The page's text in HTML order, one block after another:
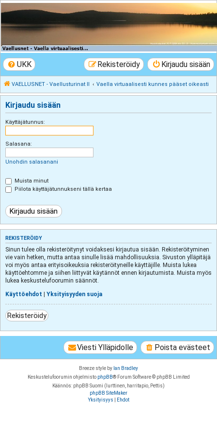
VAELLUSNET -
Vaellusturinat II
UKK Kirjaudu sisään
Rekisteröidy
VAELLUSNET - Vaellusturinat II Vaella virtuaalisesti kunnes pääset oikeasti
Kirjaudu sisään
Käyttäjätunnus:
Salasana:
Unohdin salasanani
Muista minut
Piilota käyttäjätunnukseni tällä kertaa
REKISTERÖIDY
Sinun tulee olla rekisteröitynyt voidaksesi kirjautua sisään. Rekisteröityminen
vie vain hetken, mutta antaa sinulle lisää mahdollisuuksia. Sivuston ylläpitäjä
voi myös antaa erityisoikeuksia rekisteröityneille käyttäjille. Muista lukea
käyttöehtomme ja siihen liittyvät käytännöt ennen kirjautumista. Muista myös
lukea keskustelufoorumin säännöt.
Käyttöehdot
Yksityisyyden suoja
Rekisteröidy
Poista evästeet
Viesti Ylläpidolle
Breeze style by Ian Bradley
Keskustelufoorumin ohjelmisto phpBB® Forum Software © phpBB Limited
Käännös: phpBB Suomi (lurttinen, harritapio, Pettis)
phpBB SiteMaker
Yksityisyys
Ehdot